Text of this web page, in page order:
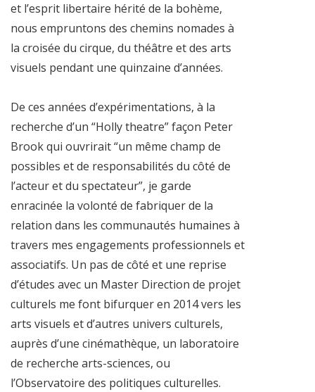
et l’esprit libertaire hérité de la bohème,
nous empruntons des chemins nomades à
la croisée du cirque, du théâtre et des arts
visuels pendant une quinzaine d’années.
De ces années d’expérimentations, à la
recherche d’un “Holly theatre” façon Peter
Brook qui ouvrirait “un même champ de
possibles et de responsabilités du côté de
l’acteur et du spectateur”, je garde
enracinée la volonté de fabriquer de la
relation dans les communautés humaines à
travers mes engagements professionnels et
associatifs. Un pas de côté et une reprise
d’études avec un Master Direction de projet
culturels me font bifurquer en 2014 vers les
arts visuels et d’autres univers culturels,
auprès d’une cinémathèque, un laboratoire
de recherche arts-sciences, ou
l’Observatoire des politiques culturelles.